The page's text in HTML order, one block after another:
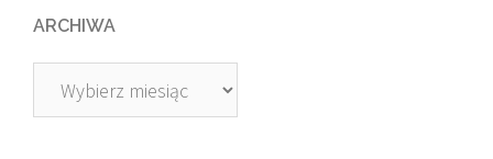
ARCHIWA
Archiwa